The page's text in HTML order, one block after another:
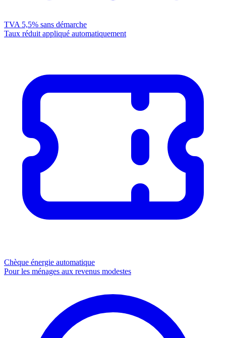
TVA 5,5% sans démarche
Taux réduit appliqué automatiquement
Chèque énergie automatique
Pour les ménages aux revenus modestes